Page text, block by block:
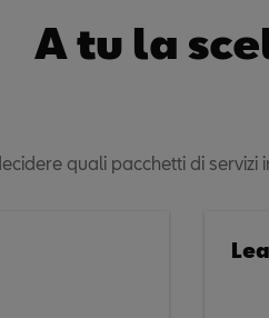
A tu la
quali pacchetti di servizi